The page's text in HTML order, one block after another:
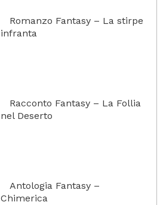
Romanzo Fantasy – La stirpe
infranta
Racconto Fantasy – La Follia
nel Deserto
Antologia Fantasy –
Chimerica